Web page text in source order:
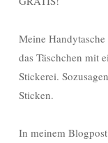
Meine
das Täschchen mit
Stickerei.
Sticken.
In meinem